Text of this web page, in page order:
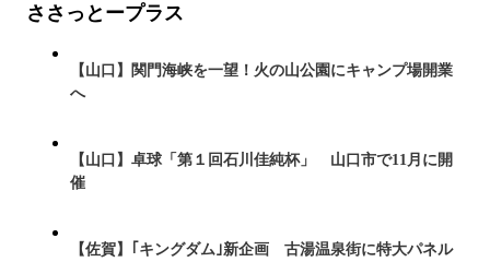
ささっとープラス
【山口】関門海峡を一望！火の山公園にキャンプ場開業
へ
【山口】卓球「第１回石川佳純杯」 山口市で11月に開
催
【佐賀】｢キングダム｣新企画 古湯温泉街に特大パネル